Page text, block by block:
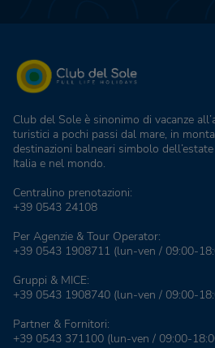
Club del Sole è sinonimo di vacanze
turistici a pochi passi dal mare, in
destinazioni balneari simbolo
Italia e nel mondo.
Centralino prenotazioni:
+39 0543 24108
Per Agenzie & Tour Operator:
+39 0543 1908711 (lun-ven / 09:00-
Gruppi & MICE:
+39 0543 1908740 (lun-ven / 09:00-
Partner & Fornitori:
+39 0543 371100 (lun-ven / 09:00-